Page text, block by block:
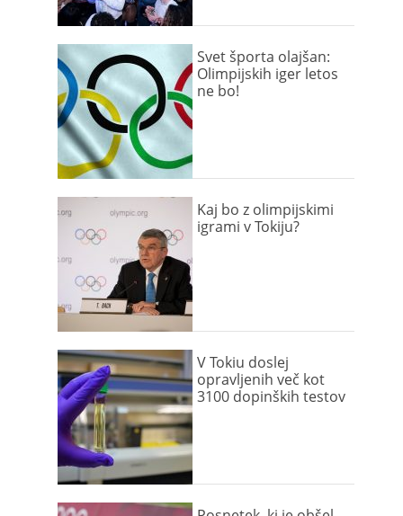
Svet športa olajšan:
Olimpijskih iger letos
ne bo!
Kaj bo z olimpijskimi
igrami v Tokiju?
V Tokiu doslej
opravljenih več kot
3100 dopinških testov